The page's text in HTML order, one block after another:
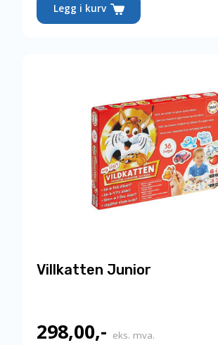
Legg i kurv
Villkatten Junior
298,00,- eks. mva.